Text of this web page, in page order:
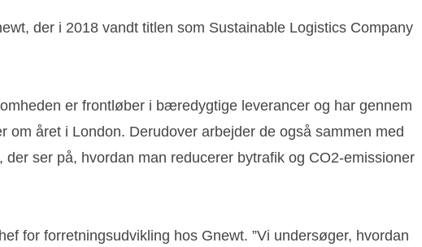
der i 2018 vandt titlen som Sustainable Logistics Company
er frontløber i bæredygtige leverancer og har gennem
året i London. Derudover arbejder de også sammen med
ser på, hvordan man reducerer bytrafik og CO2-emissioner
for forretningsudvikling hos Gnewt. ”Vi undersøger, hvordan